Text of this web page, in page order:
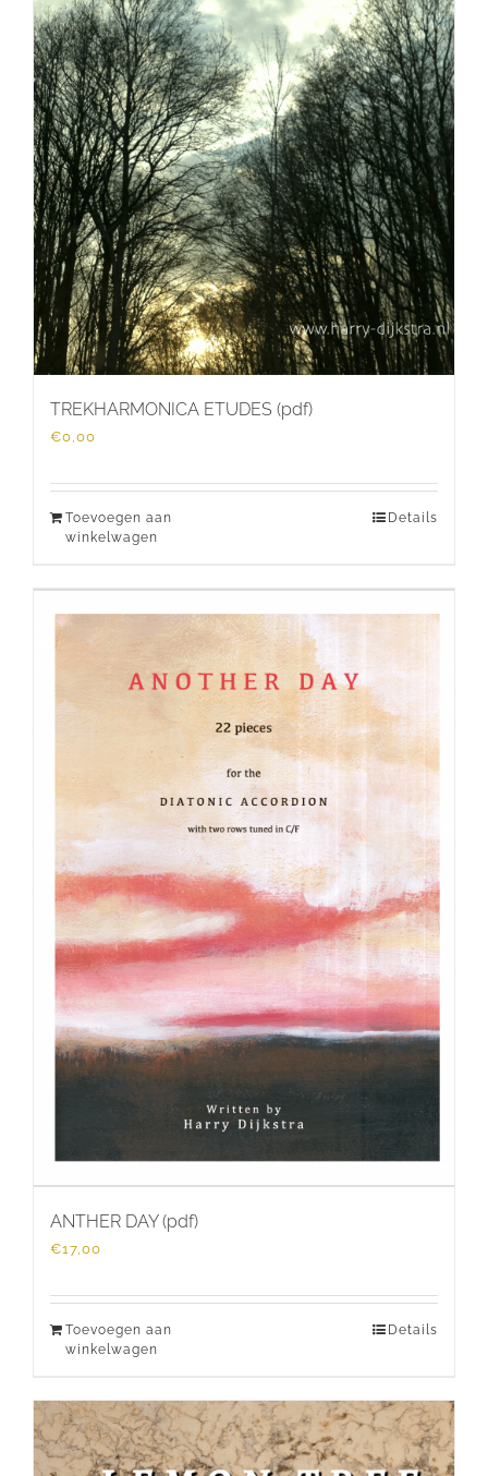
TREKHARMONICA ETUDES (pdf)
€0,00
Toevoegen aan
winkelwagen
Details
ANTHER DAY (pdf)
€17,00
Toevoegen aan
winkelwagen
Details